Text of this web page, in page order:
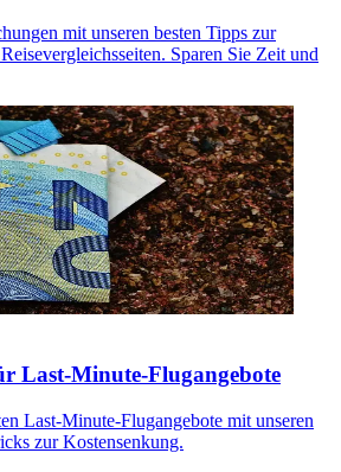
mit unseren besten Tipps zur
Sparen Sie Zeit und
Last-Minute-Flugangebote
Last-Minute-Flugangebote mit unseren
zur Kostensenkung.